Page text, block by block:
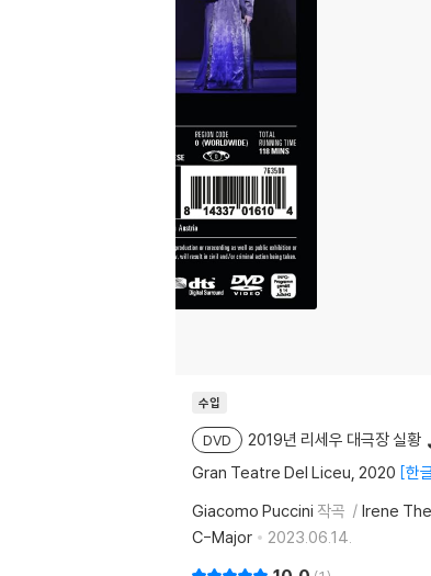
수입
DVD 2019년 리세우 대극장 실황
Gran Teatre Del Liceu, 2020 한
Giacomo Puccini 작곡 Irene
C-Major
2023.06.14.